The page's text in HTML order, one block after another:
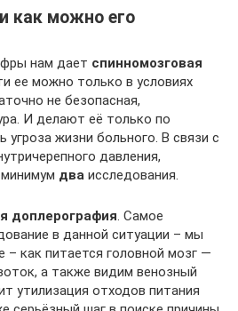
как можно его
нам дает спинномозговая
ее можно только в условиях
не безопасная,
И делают её только по
угроза жизни больного. В связи с
давления,
два исследования.
доплерография. Самое
в данной ситуации – мы
– как питается головной мозг —
а также видим венозный
утилизация отходов питания